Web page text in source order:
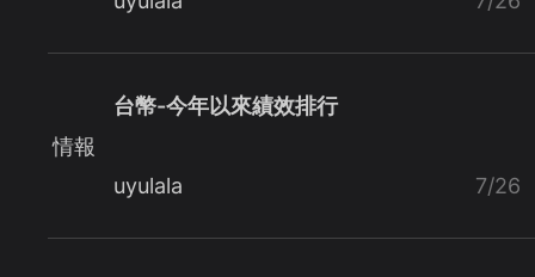
情報
台幣-今年以來績效排行
uyulala 7/26